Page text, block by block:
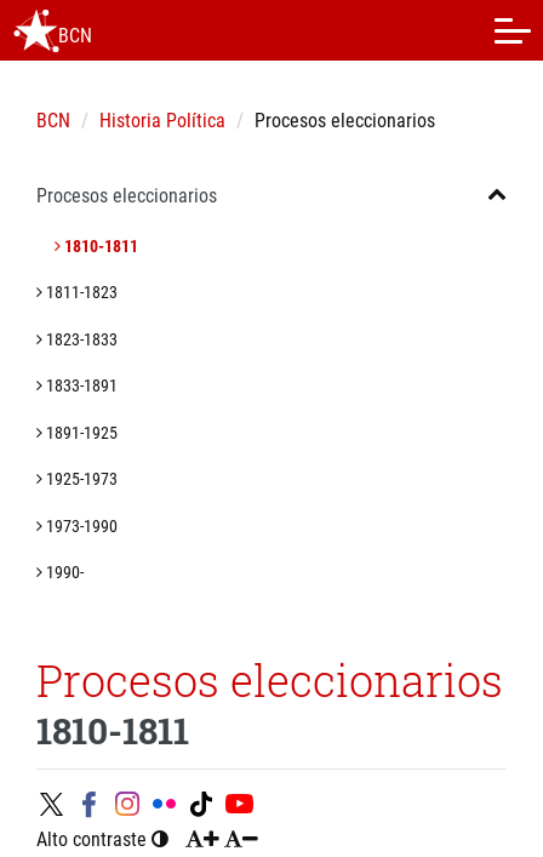
BCN
BCN Historia Política Procesos eleccionarios
Procesos eleccionarios
1810-1811
1811-1823
1823-1833
1833-1891
1891-1925
1925-1973
1973-1990
1990-
Procesos eleccionarios
1810-1811
Alto contraste